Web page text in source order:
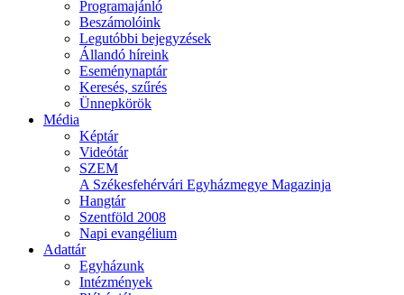
Programajánló
Beszámolóink
Legutóbbi bejegyzések
Állandó híreink
Eseménynaptár
Keresés, szűrés
Ünnepkörök
Média
Képtár
Videótár
SZEM
A Székesfehérvári Egyházmegye Magazinja
Hangtár
Szentföld 2008
Napi evangélium
Adattár
Egyházunk
Intézmények